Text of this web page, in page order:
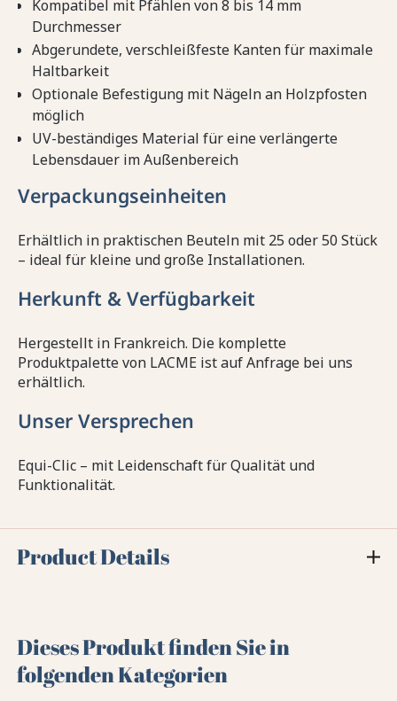
Kompatibel mit Pfählen von 8 bis 14 mm
Durchmesser
Abgerundete, verschleißfeste Kanten für maximale
Haltbarkeit
Optionale Befestigung mit Nägeln an Holzpfosten
möglich
UV-beständiges Material für eine verlängerte
Lebensdauer im Außenbereich
Verpackungseinheiten
Erhältlich in praktischen Beuteln mit 25 oder 50 Stück
– ideal für kleine und große Installationen.
Herkunft & Verfügbarkeit
Hergestellt in Frankreich. Die komplette
Produktpalette von LACME ist auf Anfrage bei uns
erhältlich.
Unser Versprechen
Equi-Clic – mit Leidenschaft für Qualität und
Funktionalität.
Product Details
Dieses Produkt finden Sie in
folgenden Kategorien